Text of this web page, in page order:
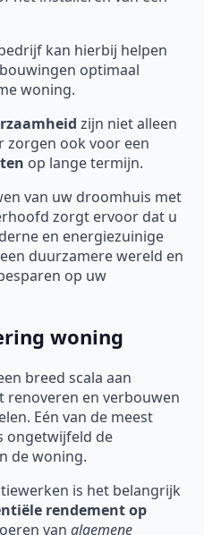
kan hierbij helpen
optimaal
woning.
zijn niet alleen
zorgen ook voor een
op lange termijn.
van uw droomhuis met
zorgt ervoor dat u
en energiezuinige
duurzamere wereld en
op uw
woning
breed scala aan
renoveren en verbouwen
Eén van de meest
ongetwijfeld de
de woning.
is het belangrijk
rendement op
van algemene